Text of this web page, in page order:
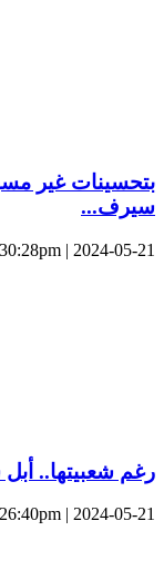
بتحسينات غير
سيرف...
2024-05-21 | 09:30:28pm
رغم شعبيتها..
2024-05-21 | 09:26:40pm